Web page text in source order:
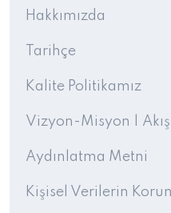
Hakkımızda
Tarihçe
Kalite Politikamız
Vizyon-Misyon |
Aydınlatma Metni
Kişisel Verilerin